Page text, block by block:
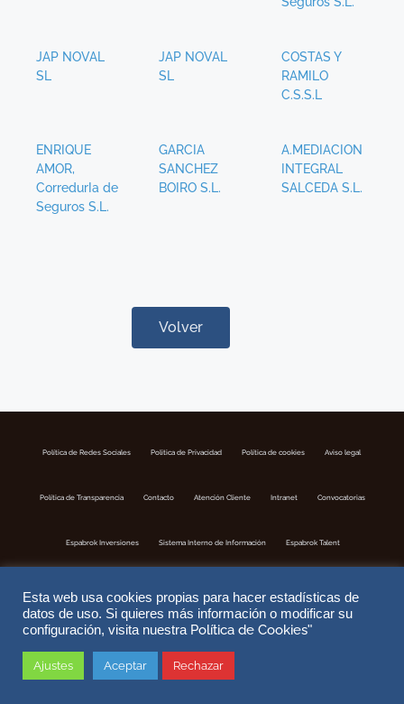
JAP NOVAL
SL
JAP NOVAL
SL
COSTAS Y
RAMILO
C.S.S.L
ENRIQUE
AMOR,
CorredurIa de
Seguros S.L.
GARCIA
SANCHEZ
BOIRO S.L.
A.MEDIACION
INTEGRAL
SALCEDA S.L.
Volver
Política de Redes Sociales Politica de Privacidad Política de cookies Aviso legal
Política de Transparencia Contacto Atención Cliente Intranet Convocatorias
Espabrok Inversiones Sistema Interno de Información Espabrok Talent
Esta web usa cookies propias para hacer estadísticas de
datos de uso. Si quieres más información o modificar su
configuración, visita nuestra Política de Cookies"
Ajustes Aceptar Rechazar